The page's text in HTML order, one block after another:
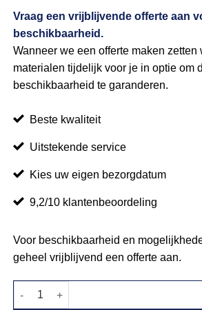
Vraag een vrijblijvende offerte aan
beschikbaarheid.
Wanneer we een offerte maken zetten
materialen tijdelijk voor je in optie om
beschikbaarheid te garanderen.
Beste kwaliteit
Uitstekende service
Kies uw eigen bezorgdatum
9,2/10 klantenbeoordeling
Voor beschikbaarheid en
geheel vrijblijvend een offerte aan.
Tafelrok wit 375x73cm aantal